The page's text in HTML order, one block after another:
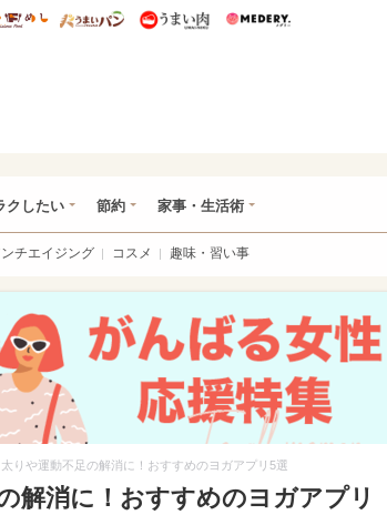
ィズニー特集
うまいめし うまいパン うまい肉
クしたい 節約 家事・生活術
チエイジング コスメ 趣味・習い事
太りや運動不足の解消に！おすすめのヨガアプリ5選
解消に！おすすめのヨガアプリ